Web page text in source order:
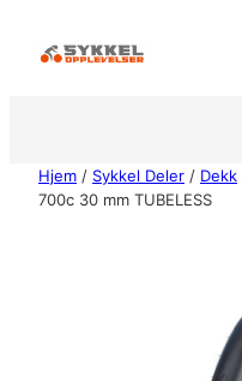
Hjem / Sykkel Deler / Dekk
700c 30 mm TUBELESS